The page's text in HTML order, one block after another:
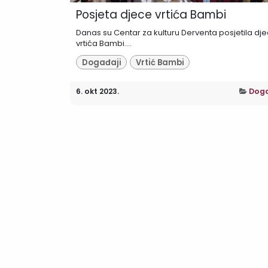
Posjeta djece vrtića Bambi
Danas su Centar za kulturu Derventa posjetila
vrtića Bambi....
Događaji
Vrtić Bambi
6. okt 2023.